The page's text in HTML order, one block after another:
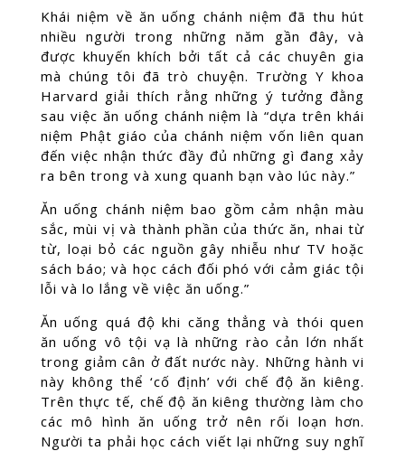
Khái niệm về ăn uống chánh niệm đã thu hút
nhiều người trong những năm gần đây, và
được khuyến khích bởi tất cả các chuyên gia
mà chúng tôi đã trò chuyện. Trường Y khoa
Harvard giải thích rằng những ý tưởng đằng
sau việc ăn uống chánh niệm là “dựa trên khái
niệm Phật giáo của chánh niệm vốn liên quan
đến việc nhận thức đầy đủ những gì đang xảy
ra bên trong và xung quanh bạn vào lúc này.”
Ăn uống chánh niệm bao gồm cảm nhận màu
sắc, mùi vị và thành phần của thức ăn, nhai từ
từ, loại bỏ các nguồn gây nhiễu như TV hoặc
sách báo; và học cách đối phó với cảm giác tội
lỗi và lo lắng về việc ăn uống.”
Ăn uống quá độ khi căng thẳng và thói quen
ăn uống vô tội vạ là những rào cản lớn nhất
trong giảm cân ở đất nước này. Những hành vi
này không thể ‘cố định’ với chế độ ăn kiêng.
Trên thực tế, chế độ ăn kiêng thường làm cho
các mô hình ăn uống trở nên rối loạn hơn.
Người ta phải học cách viết lại những suy nghĩ